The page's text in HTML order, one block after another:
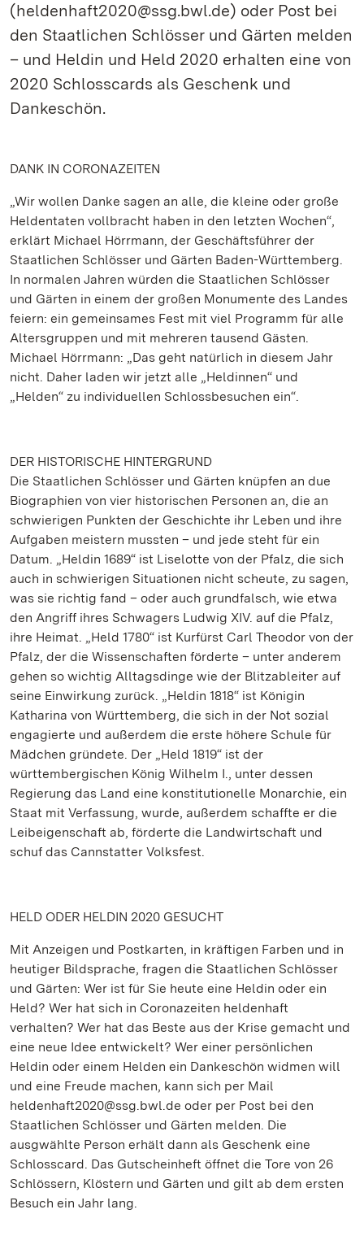
(heldenhaft2020@ssg.bwl.de) oder Post bei
den Staatlichen Schlösser und Gärten melden
– und Heldin und Held 2020 erhalten eine von
2020 Schlosscards als Geschenk und
Dankeschön.
DANK IN CORONAZEITEN
„Wir wollen Danke sagen an alle, die kleine oder große
Heldentaten vollbracht haben in den letzten Wochen“,
erklärt Michael Hörrmann, der Geschäftsführer der
Staatlichen Schlösser und Gärten Baden-Württemberg.
In normalen Jahren würden die Staatlichen Schlösser
und Gärten in einem der großen Monumente des Landes
feiern: ein gemeinsames Fest mit viel Programm für alle
Altersgruppen und mit mehreren tausend Gästen.
Michael Hörrmann: „Das geht natürlich in diesem Jahr
nicht. Daher laden wir jetzt alle „Heldinnen“ und
„Helden“ zu individuellen Schlossbesuchen ein“.
DER HISTORISCHE HINTERGRUND
Die Staatlichen Schlösser und Gärten knüpfen an due
Biographien von vier historischen Personen an, die an
schwierigen Punkten der Geschichte ihr Leben und ihre
Aufgaben meistern mussten – und jede steht für ein
Datum. „Heldin 1689“ ist Liselotte von der Pfalz, die sich
auch in schwierigen Situationen nicht scheute, zu sagen,
was sie richtig fand – oder auch grundfalsch, wie etwa
den Angriff ihres Schwagers Ludwig XIV. auf die Pfalz,
ihre Heimat. „Held 1780“ ist Kurfürst Carl Theodor von der
Pfalz, der die Wissenschaften förderte – unter anderem
gehen so wichtig Alltagsdinge wie der Blitzableiter auf
seine Einwirkung zurück. „Heldin 1818“ ist Königin
Katharina von Württemberg, die sich in der Not sozial
engagierte und außerdem die erste höhere Schule für
Mädchen gründete. Der „Held 1819“ ist der
württembergischen König Wilhelm I., unter dessen
Regierung das Land eine konstitutionelle Monarchie, ein
Staat mit Verfassung, wurde, außerdem schaffte er die
Leibeigenschaft ab, förderte die Landwirtschaft und
schuf das Cannstatter Volksfest.
HELD ODER HELDIN 2020 GESUCHT
Mit Anzeigen und Postkarten, in kräftigen Farben und in
heutiger Bildsprache, fragen die Staatlichen Schlösser
und Gärten: Wer ist für Sie heute eine Heldin oder ein
Held? Wer hat sich in Coronazeiten heldenhaft
verhalten? Wer hat das Beste aus der Krise gemacht und
eine neue Idee entwickelt? Wer einer persönlichen
Heldin oder einem Helden ein Dankeschön widmen will
und eine Freude machen, kann sich per Mail
heldenhaft2020@ssg.bwl.de oder per Post bei den
Staatlichen Schlösser und Gärten melden. Die
ausgwählte Person erhält dann als Geschenk eine
Schlosscard. Das Gutscheinheft öffnet die Tore von 26
Schlössern, Klöstern und Gärten und gilt ab dem ersten
Besuch ein Jahr lang.